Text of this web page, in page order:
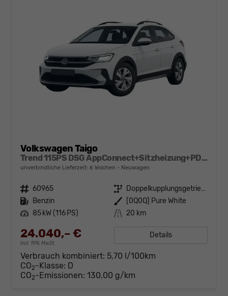
Volkswagen Taigo
Trend 115PS DSG AppConnect+Sitzheizung+PDC+Alu16+LED+DAB+FrontAssist
unverbindliche Lieferzeit: 6 Wochen Neuwagen
Fahrzeugnr. 60965 Getriebe
Doppelkupplungsgetriebe (DSG)
Kraftstoff Benzin Außenfarbe
[0Q0Q] Pure White
Leistung 85 kW (116 PS) Kilometerstand 20 km
24.040,– €
incl. 19% MwSt.
Details
Verbrauch kombiniert: 5,70 l/100km
CO2-Klasse: D
CO2-Emissionen: 130,00 g/km